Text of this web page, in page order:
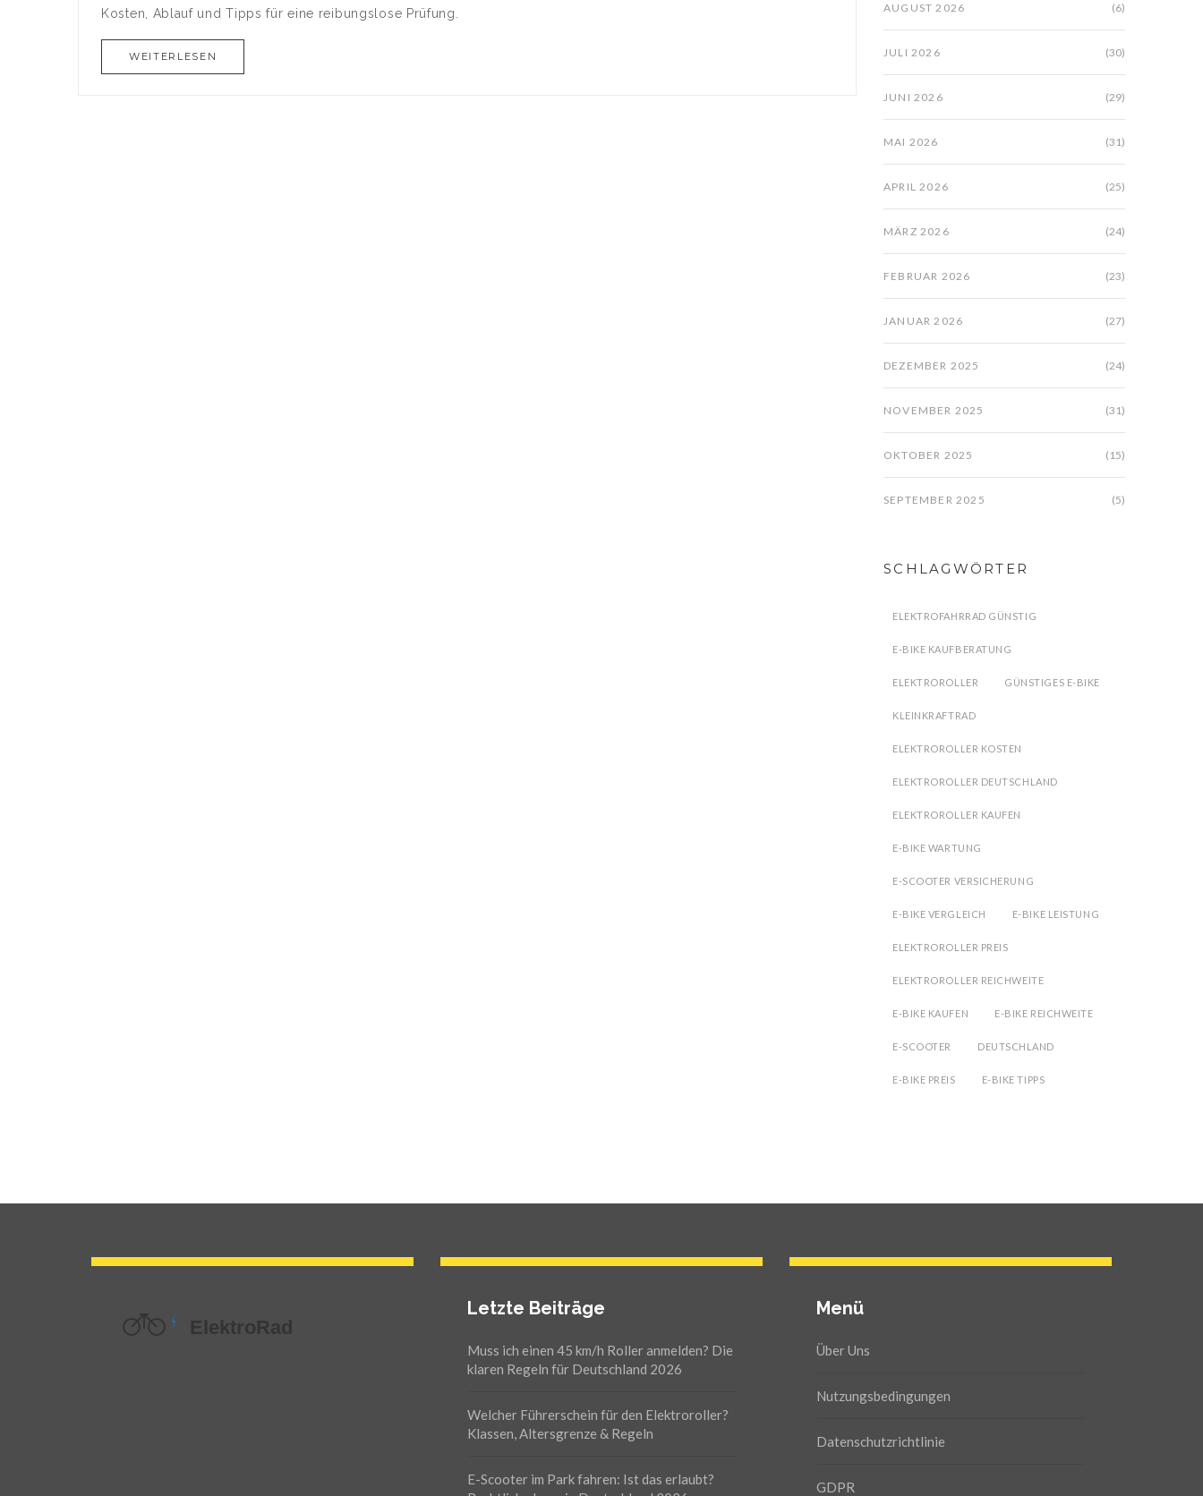
Kosten, Ablauf und Tipps für eine reibungslose Prüfung.
WEITERLESEN
AUGUST 2026 (6)
JULI 2026 (30)
JUNI 2026 (29)
MAI 2026 (31)
APRIL 2026 (25)
MÄRZ 2026 (24)
FEBRUAR 2026 (23)
JANUAR 2026 (27)
DEZEMBER 2025 (24)
NOVEMBER 2025 (31)
OKTOBER 2025 (15)
SEPTEMBER 2025 (5)
SCHLAGWÖRTER
ELEKTROFAHRRAD GÜNSTIG
E-BIKE KAUFBERATUNG
ELEKTROROLLER GÜNSTIGES E-BIKE
KLEINKRAFTRAD
ELEKTROROLLER KOSTEN
ELEKTROROLLER DEUTSCHLAND
ELEKTROROLLER KAUFEN
E-BIKE WARTUNG
E-SCOOTER VERSICHERUNG
E-BIKE VERGLEICH E-BIKE LEISTUNG
ELEKTROROLLER PREIS
ELEKTROROLLER REICHWEITE
E-BIKE KAUFEN E-BIKE REICHWEITE
E-SCOOTER DEUTSCHLAND
E-BIKE PREIS E-BIKE TIPPS
Letzte Beiträge
Muss ich einen 45 km/h Roller anmelden? Die
klaren Regeln für Deutschland 2026
Welcher Führerschein für den Elektroroller?
Klassen, Altersgrenze & Regeln
E-Scooter im Park fahren: Ist das erlaubt?
Menü
Über Uns
Nutzungsbedingungen
Datenschutzrichtlinie
GDPR